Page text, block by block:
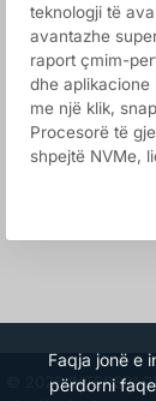
teknologji të
avantazhe
raport çmim-
dhe aplikacione
me një klik,
Procesorë të
shpejtë NVMe,
Faqja jonë e
përdorni
© 2026